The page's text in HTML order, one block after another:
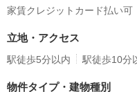
家賃クレジットカード払い可
立地・アクセス
駅徒歩5分以内 駅徒歩10分
物件タイプ・建物種別